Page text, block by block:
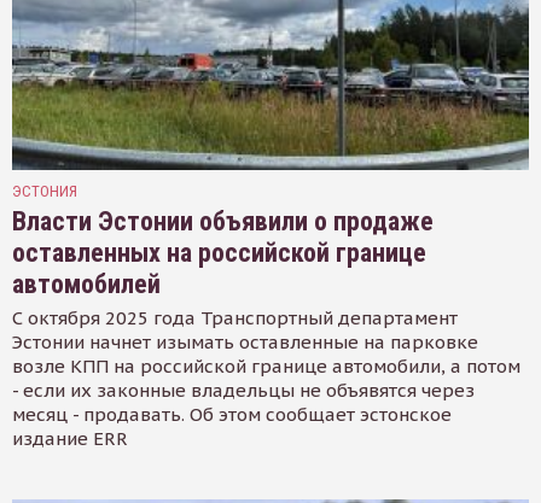
ЭСТОНИЯ
Власти Эстонии объявили о продаже
оставленных на российской границе
автомобилей
С октября 2025 года Транспортный департамент
Эстонии начнет изымать оставленные на парковке
возле КПП на российской границе автомобили, а потом
- если их законные владельцы не объявятся через
месяц - продавать. Об этом сообщает эстонское
издание ERR